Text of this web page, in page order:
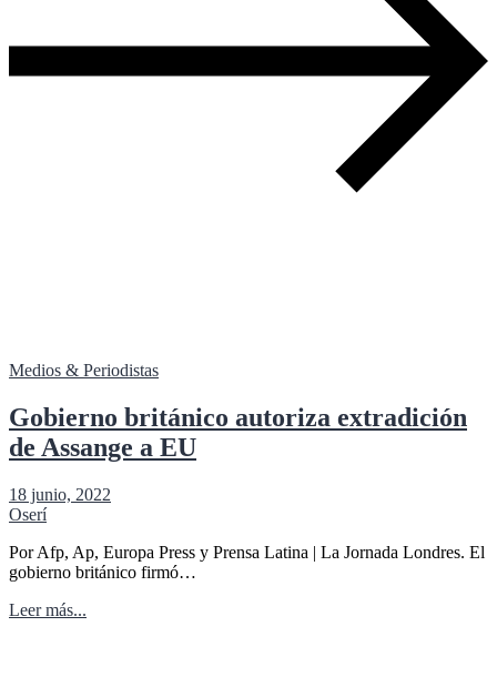
Medios & Periodistas
Gobierno británico autoriza extradición
de Assange a EU
18 junio, 2022
Oserí
Por Afp, Ap, Europa Press y Prensa Latina | La Jornada Londres. El
gobierno británico firmó…
Leer más...